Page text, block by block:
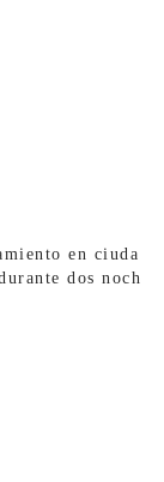
en ciuda
dos noch